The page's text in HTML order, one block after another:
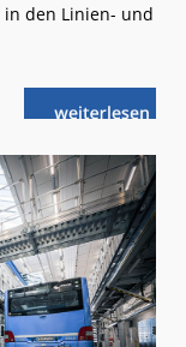
den Linien- und
weiterlese
nBusworld:
Anlagen
für
Busse